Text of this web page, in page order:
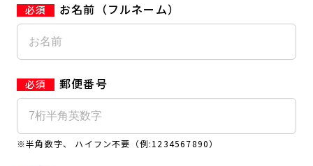
オプション料金 アクセス
店舗情報・サービス よくあるご質問
店舗へのお問い合わせ
Appで入会手続き料金・サービス等詳しく見る
入会を悩まれている方へトップ
キャンペーン
JOYFIT24
JOYFIT+ 店舗を探す
お名前（フルネーム）
郵便番号
※半角数字、 ハイフン不要（例:1234567890）